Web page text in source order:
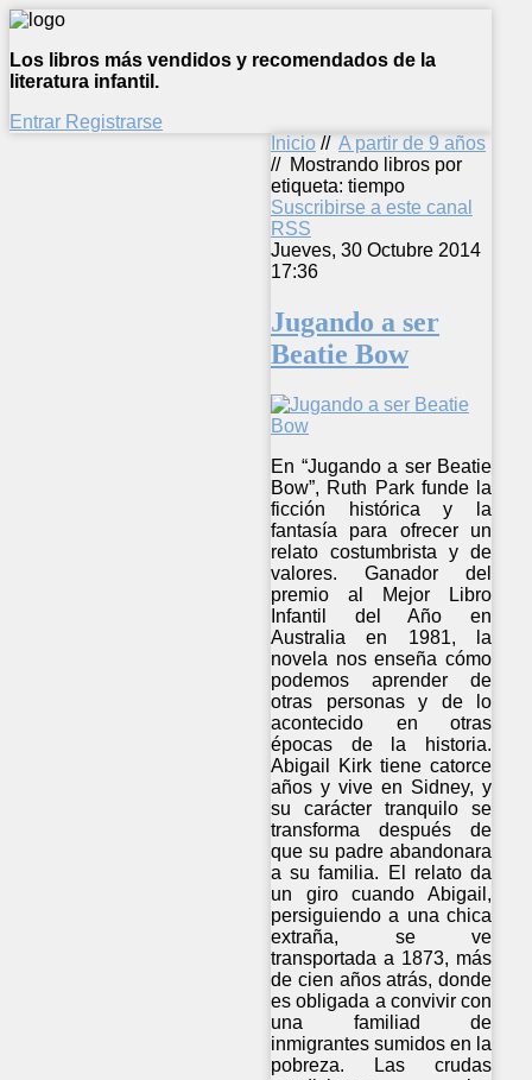
Los libros más vendidos y recomendados de la
literatura infantil.
Entrar Registrarse
Inicio // A partir de 9 años
// Mostrando libros por
etiqueta: tiempo
Suscribirse a este canal
RSS
Jueves, 30 Octubre 2014
17:36
Jugando a ser
Beatie Bow
En “Jugando a ser Beatie
Bow”, Ruth Park funde la
ficción histórica y la
fantasía para ofrecer un
relato costumbrista y de
valores. Ganador del
premio al Mejor Libro
Infantil del Año en
Australia en 1981, la
novela nos enseña cómo
podemos aprender de
otras personas y de lo
acontecido en otras
épocas de la historia.
Abigail Kirk tiene catorce
años y vive en Sidney, y
su carácter tranquilo se
transforma después de
que su padre abandonara
a su familia. El relato da
un giro cuando Abigail,
persiguiendo a una chica
extraña, se ve
transportada a 1873, más
de cien años atrás, donde
es obligada a convivir con
una familiad de
inmigrantes sumidos en la
pobreza. Las crudas